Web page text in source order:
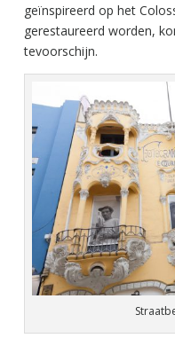
geïnspireerd op het
gerestaureerd worden,
tevoorschijn.